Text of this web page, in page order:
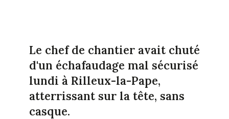
Le chef de chantier avait chuté
d'un échafaudage mal sécurisé
lundi à Rilleux-la-Pape,
atterrissant sur la tête, sans
casque.